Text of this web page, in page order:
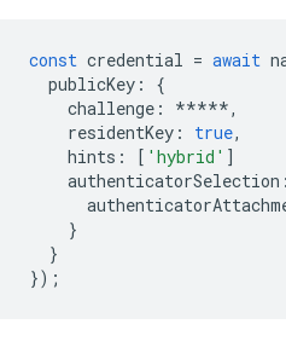
const credential = await
publicKey :
{
challenge : *****,
residentKey : true,
hints : [ 'hybrid' ]
authenticatorSelection :
}
}
});